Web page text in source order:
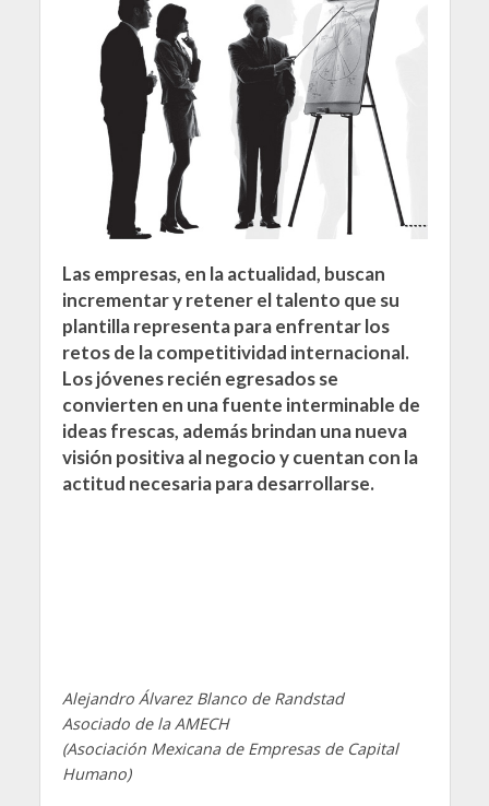
Las empresas, en la actualidad, buscan
incrementar y retener el talento que su
plantilla representa para enfrentar los
retos de la competitividad internacional.
Los jóvenes recién egresados se
convierten en una fuente interminable de
ideas frescas, además brindan una nueva
visión positiva al negocio y cuentan con la
actitud necesaria para desarrollarse.
Alejandro Álvarez Blanco de Randstad
Asociado de la AMECH
(Asociación Mexicana de Empresas de Capital
Humano)